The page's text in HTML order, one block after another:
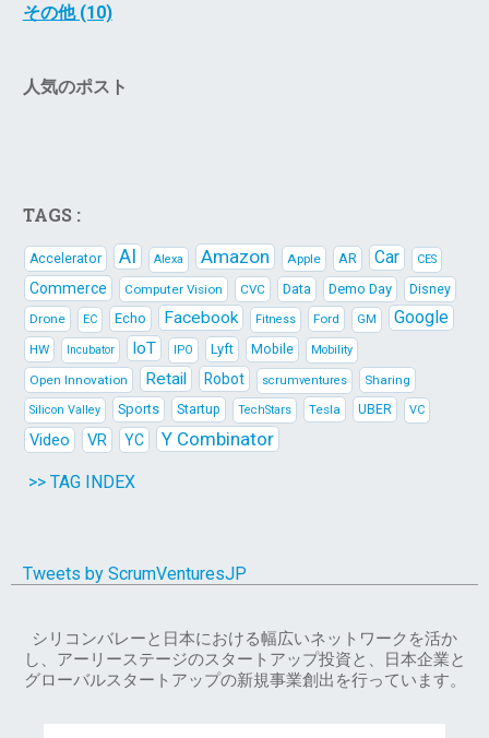
その他 (10)
人気のポスト
TAGS :
Accelerator AI Alexa Amazon Apple AR Car CES
Commerce Computer Vision CVC Data Demo Day
Disney
Drone
EC Echo Facebook Fitness Ford GM Google
HW Incubator IoT IPO Lyft Mobile Mobility
Open Innovation Retail Robot scrumventures Sharing
Silicon Valley Sports Startup TechStars Tesla UBER VC
Video VR YC Y Combinator
>> TAG INDEX
Tweets by ScrumVenturesJP
シリコンバレーと日本における幅広いネットワークを活か
し、アーリーステージのスタートアップ投資と、日本企業と
グローバルスタートアップの新規事業創出を行っています。